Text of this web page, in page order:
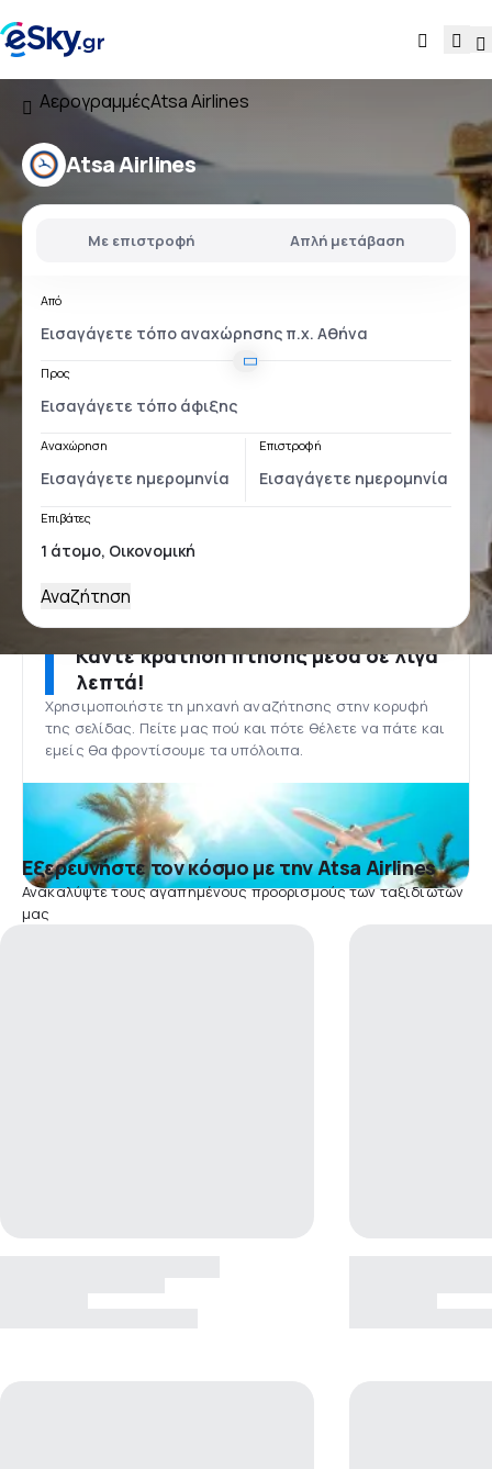
ΑερογραμμέςAtsa Airlines
Atsa Airlines
Με επιστροφή Απλή μετάβαση
Από
Προς
Αναχώρηση Επιστροφή
Επιβάτες
Αναζήτηση
Κάντε κράτηση πτήσης μέσα σε λίγα
λεπτά!
Χρησιμοποιήστε τη μηχανή αναζήτησης στην κορυφή
της σελίδας. Πείτε μας πού και πότε θέλετε να πάτε και
εμείς θα φροντίσουμε τα υπόλοιπα.
Εξερευνήστε τον κόσμο με την Atsa Airlines
Ανακαλύψτε τους αγαπημένους προορισμούς των ταξιδιωτών
μας